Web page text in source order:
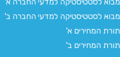
מבוא לסטטיסטיקה למדעי החברה ב'
תורת המחירים א'
תורת המחירים ב'